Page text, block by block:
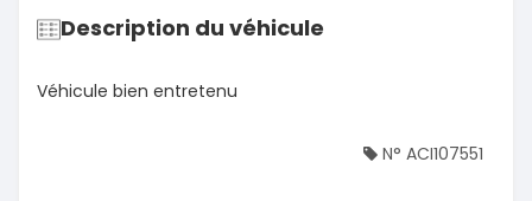
Description du véhicule
Véhicule bien entretenu
N° ACI107551